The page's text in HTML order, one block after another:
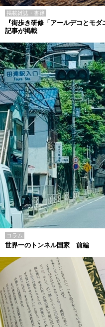
掲載雑誌・書籍
『街歩き研修「アールデコとモ
記事が掲載
コラム
世界一のトンネル国家 前編